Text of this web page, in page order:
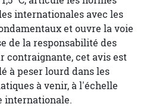
internationales avec les
et ouvre la voie
de la responsabilité des
contraignante, cet avis est
à peser lourd dans les
à venir, à l'échelle
internationale.